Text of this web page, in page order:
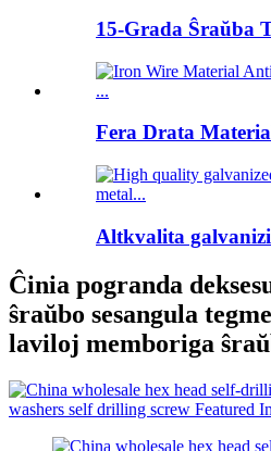
15-Grada Ŝraŭba
Fera Drata
Altkvalita
Ĉinia pogranda
ŝraŭbo sesangula
laviloj memboriga